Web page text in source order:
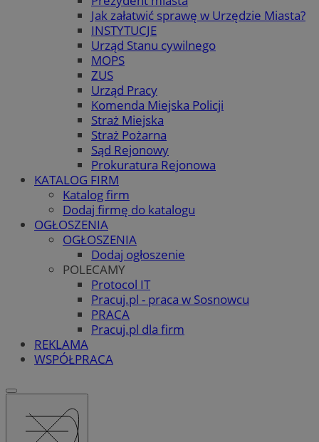
Jak załatwić sprawę w Urzędzie Miasta?
INSTYTUCJE
Urząd Stanu cywilnego
MOPS
ZUS
Urząd Pracy
Komenda Miejska Policji
Straż Miejska
Straż Pożarna
Sąd Rejonowy
Prokuratura Rejonowa
KATALOG FIRM
Katalog firm
Dodaj firmę do katalogu
OGŁOSZENIA
OGŁOSZENIA
Dodaj ogłoszenie
POLECAMY
Protocol IT
Pracuj.pl - praca w Sosnowcu
PRACA
Pracuj.pl dla firm
REKLAMA
WSPÓŁPRACA